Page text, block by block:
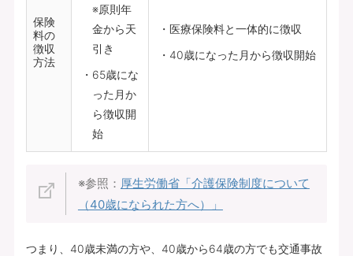
保険
料の
徴収
方法
※原則年
金から天
引き
65歳にな
った月か
ら徴収開
始
医療保険料と一体的に徴収
40歳になった月から徴収開始
※参照： 厚生労働省「介護保険制度について
（40歳になられた方へ）」
つまり、40歳未満の方や、40歳から64歳の方でも交通事故